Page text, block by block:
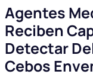
Agentes
Reciben
Detectar
Cebos